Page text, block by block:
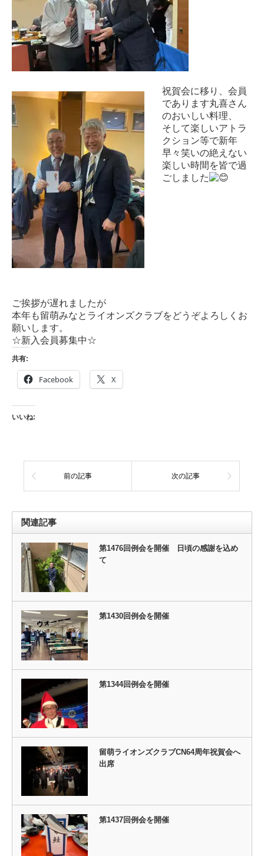
祝賀会に移り、会員
であります丸喜さん
のおいしい料理、
そして楽しいアトラ
クション等で新年
早々笑いの絶えない
楽しい時間を皆で過
ごしました
ご挨拶が遅れましたが
本年も留萌みなとライオンズクラブをどうぞよろしくお
願いします。
☆新入会員募集中☆
共有:
Facebook X
いいね:
前の記事 次の記事
関連記事
第1476回例会を開催 日頃の感謝を込め
て
第1430回例会を開催
第1344回例会を開催
留萌ライオンズクラブCN64周年祝賀会へ
出席
第1437回例会を開催